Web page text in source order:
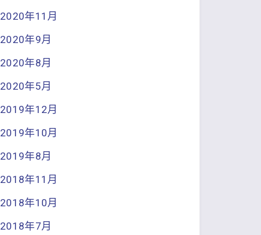
2020年11月
2020年9月
2020年8月
2020年5月
2019年12月
2019年10月
2019年8月
2018年11月
2018年10月
2018年7月